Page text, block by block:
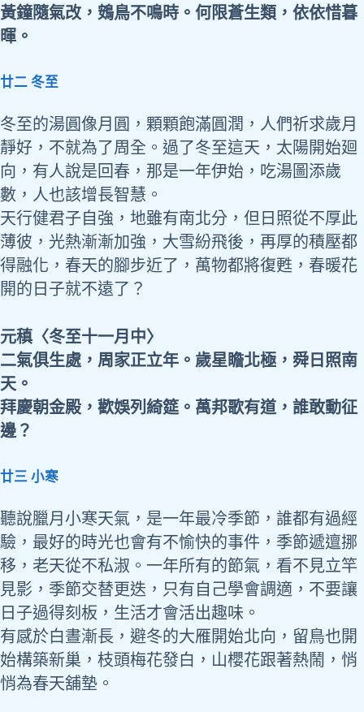
黃鐘隨氣改，鴳鳥不鳴時。何限蒼生類，依依惜暮
暉。
廿二 冬至
冬至的湯圓像月圓，顆顆飽滿圓潤，人們祈求歲月
靜好，不就為了周全。過了冬至這天，太陽開始廻
向，有人說是回春，那是一年伊始，吃湯圖添歲
數，人也該增長智慧。
天行健君子自強，地雖有南北分，但日照從不厚此
薄彼，光熱漸漸加強，大雪紛飛後，再厚的積壓都
得融化，春天的腳步近了，萬物都將復甦，春暖花
開的日子就不遠了？
元稹〈冬至十一月中〉
二氣俱生處，周家正立年。歲星瞻北極，舜日照南
天。
拜慶朝金殿，歡娛列綺筵。萬邦歌有道，誰敢動征
邊？
廿三 小寒
聽說臘月小寒天氣，是一年最冷季節，誰都有過經
驗，最好的時光也會有不愉快的事件，季節遞邅挪
移，老天從不私淑。一年所有的節氣，看不見立竿
見影，季節交替更迭，只有自己學會調適，不要讓
日子過得刻板，生活才會活出趣味。
有感於白晝漸長，避冬的大雁開始北向，留鳥也開
始構築新巢，枝頭梅花發白，山櫻花跟著熱鬧，悄
悄為春天舖墊。